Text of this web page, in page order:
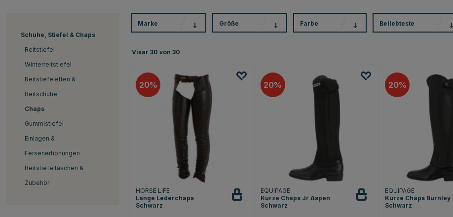
Schuhe, Stiefel & Chaps
Reitstiefel
Winterreitstiefel
Reitstiefeletten &
Reitschuhe
Chaps
Gummistiefel
Einlagen &
Fersenerhöhungen
Reitstiefeltaschen &
Zubehör
Marke Größe Farbe Beliebteste
Visar30 von30
20
HORSE LIFE
Lange Lederchaps
Schwarz
20
EQUIPAGE
Kurze Chaps Jr Aspen
Schwarz
20
EQUIPAGE
Kurze Chaps Burnley
Schwarz